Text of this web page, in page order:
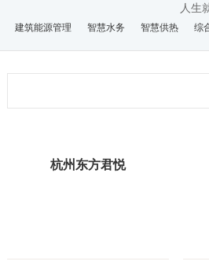
人生
建筑能源管理 智慧水务 智慧供热 综
杭州东方君悦